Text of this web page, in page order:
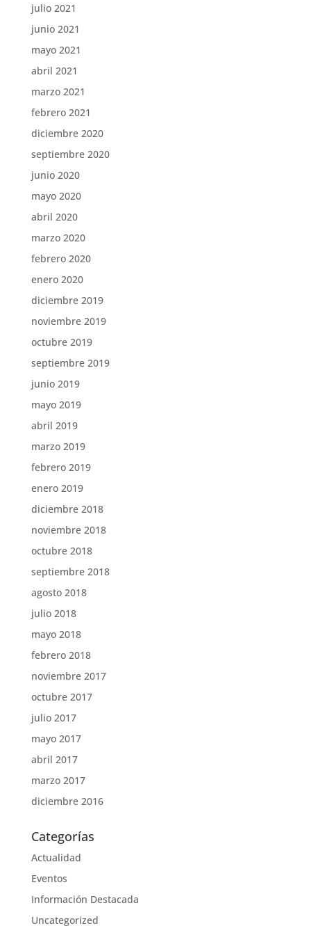
julio 2021
junio 2021
mayo 2021
abril 2021
marzo 2021
febrero 2021
diciembre 2020
septiembre 2020
junio 2020
mayo 2020
abril 2020
marzo 2020
febrero 2020
enero 2020
diciembre 2019
noviembre 2019
octubre 2019
septiembre 2019
junio 2019
mayo 2019
abril 2019
marzo 2019
febrero 2019
enero 2019
diciembre 2018
noviembre 2018
octubre 2018
septiembre 2018
agosto 2018
julio 2018
mayo 2018
febrero 2018
noviembre 2017
octubre 2017
julio 2017
mayo 2017
abril 2017
marzo 2017
diciembre 2016
Categorías
Actualidad
Eventos
Información Destacada
Uncategorized